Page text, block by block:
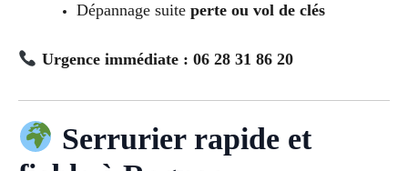
Dépannage suite perte ou vol de clés
Urgence immédiate : 06 28 31 86 20
Serrurier rapide et